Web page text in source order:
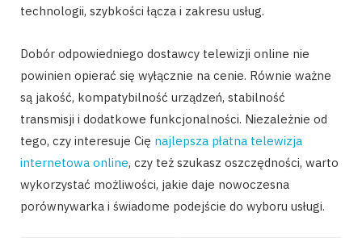
technologii, szybkości łącza i zakresu usług.
Dobór odpowiedniego dostawcy telewizji online nie
powinien opierać się wyłącznie na cenie. Równie ważne
są jakość, kompatybilność urządzeń, stabilność
transmisji i dodatkowe funkcjonalności. Niezależnie od
tego, czy interesuje Cię najlepsza płatna telewizja
internetowa online, czy też szukasz oszczędności, warto
wykorzystać możliwości, jakie daje nowoczesna
porównywarka i świadome podejście do wyboru usługi.